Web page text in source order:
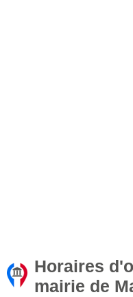
Horaires
mairie de